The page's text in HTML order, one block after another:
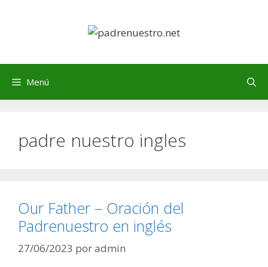
Menú
padre nuestro ingles
Our Father – Oración del
Padrenuestro en inglés
27/06/2023 poradmin